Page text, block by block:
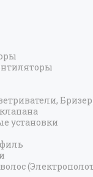
установки